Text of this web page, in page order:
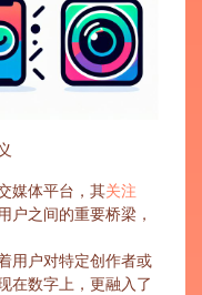
媒体平台，其关注
户之间的重要桥梁，
用户对特定创作者或
在数字上，更融入了